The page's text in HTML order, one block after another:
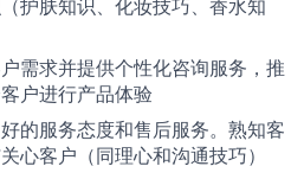
护肤知识、化妆技巧、香水知
需求并提供个性化咨询服务，推
户进行产品体验
的服务态度和售后服务。熟知客
心客户（同理心和沟通技巧）